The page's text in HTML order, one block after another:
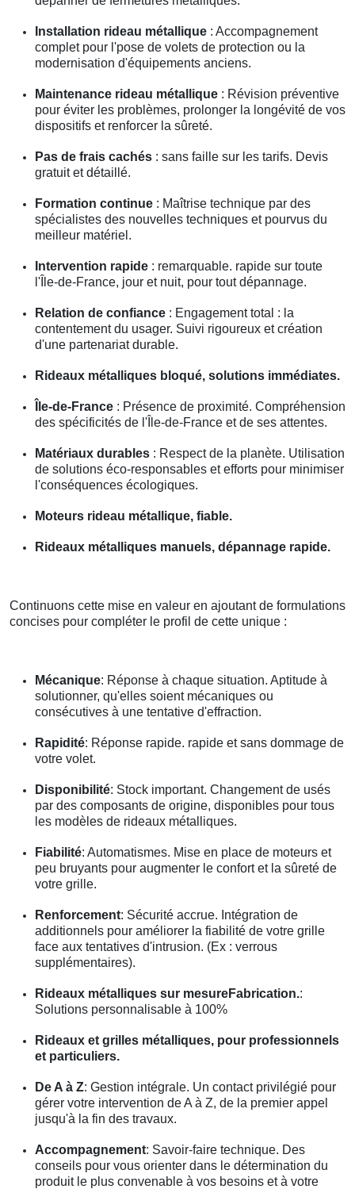
Installation rideau métallique : Accompagnement
complet pour l'pose de volets de protection ou la
modernisation d'équipements anciens.
Maintenance rideau métallique : Révision préventive
pour éviter les problèmes, prolonger la longévité de vos
dispositifs et renforcer la sûreté.
Pas de frais cachés : sans faille sur les tarifs. Devis
gratuit et détaillé.
Formation continue : Maîtrise technique par des
spécialistes des nouvelles techniques et pourvus du
meilleur matériel.
Intervention rapide : remarquable. rapide sur toute
l'Île-de-France, jour et nuit, pour tout dépannage.
Relation de confiance : Engagement total : la
contentement du usager. Suivi rigoureux et création
d'une partenariat durable.
Rideaux métalliques bloqué, solutions immédiates.
Île-de-France : Présence de proximité. Compréhension
des spécificités de l'Île-de-France et de ses attentes.
Matériaux durables : Respect de la planète. Utilisation
de solutions éco-responsables et efforts pour minimiser
l'conséquences écologiques.
Moteurs rideau métallique, fiable.
Rideaux métalliques manuels, dépannage rapide.
Continuons cette mise en valeur en ajoutant de formulations
concises pour compléter le profil de cette unique :
Mécanique: Réponse à chaque situation. Aptitude à
solutionner, qu'elles soient mécaniques ou
consécutives à une tentative d'effraction.
Rapidité: Réponse rapide. rapide et sans dommage de
votre volet.
Disponibilité: Stock important. Changement de usés
par des composants de origine, disponibles pour tous
les modèles de rideaux métalliques.
Fiabilité: Automatismes. Mise en place de moteurs et
peu bruyants pour augmenter le confort et la sûreté de
votre grille.
Renforcement: Sécurité accrue. Intégration de
additionnels pour améliorer la fiabilité de votre grille
face aux tentatives d'intrusion. (Ex : verrous
supplémentaires).
Rideaux métalliques sur mesureFabrication.:
Solutions personnalisable à 100%
Rideaux et grilles métalliques, pour professionnels
et particuliers.
De A à Z: Gestion intégrale. Un contact privilégié pour
gérer votre intervention de A à Z, de la premier appel
jusqu'à la fin des travaux.
Accompagnement: Savoir-faire technique. Des
conseils pour vous orienter dans le détermination du
produit le plus convenable à vos besoins et à votre